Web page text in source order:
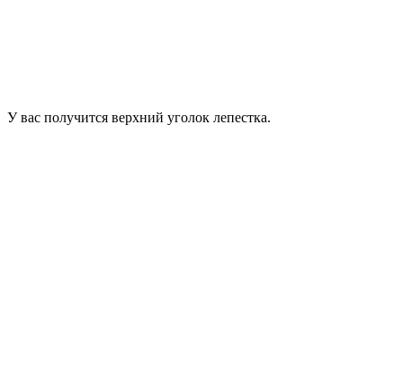
У вас получится верхний уголок лепестка.